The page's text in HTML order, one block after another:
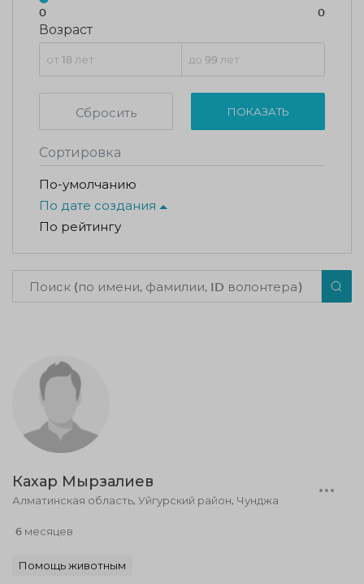
0 0
Возраст
Сбросить ПОКАЗАТЬ
Сортировка
По-умолчанию
По дате создания
По рейтингу
Кахар Мырзалиев
Алматинская область, Уйгурский район, Чунджа
6 месяцев
Помощь животным